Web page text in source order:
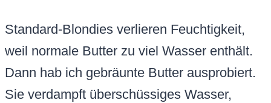
Standard-Blondies verlieren Feuchtigkeit,
weil normale Butter zu viel Wasser enthält.
Dann hab ich gebräunte Butter ausprobiert.
Sie verdampft überschüssiges Wasser,